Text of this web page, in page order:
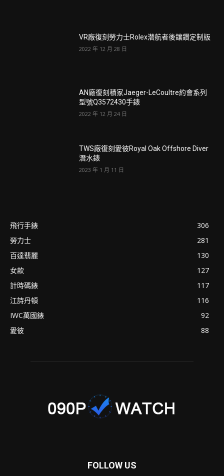
VR廠復刻勞力士Rolex潜航者後鑲鑽定制版
2022 年 12 月 28 日
AN廠復刻積家Jaeger-LeCoultre約會系列
型號Q3572430手錶
2022 年 12 月 24 日
TWS廠復刻愛彼Royal Oak Offshore Diver
潛水錶
2023 年 1 月 11 日
飛行手錶
306
勞力士
281
百達翡麗
130
女款
127
計時碼錶
117
江詩丹頓
116
IWC萬國錶
92
愛彼
88
FOLLOW US